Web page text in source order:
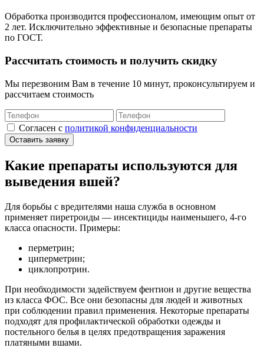
Обработка производится профессионалом, имеющим опыт от
2 лет. Исключительно эффективные и безопасные препараты
по ГОСТ.
Рассчитать стоимость и получить скидку
Мы перезвоним Вам в течение 10 минут, проконсультируем и
рассчитаем стоимость
Cогласен с политикой конфиденциальности
Оставить заявку
Какие препараты используются для
выведения вшей?
Для борьбы с вредителями наша служба в основном
применяет пиретроиды — инсектициды наименьшего, 4-го
класса опасности. Примеры:
перметрин;
циперметрин;
циклопротрин.
При необходимости задействуем фентион и другие вещества
из класса ФОС. Все они безопасны для людей и животных
при соблюдении правил применения. Некоторые препараты
подходят для профилактической обработки одежды и
постельного белья в целях предотвращения заражения
платяными вшами.